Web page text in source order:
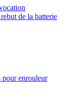
de la batterie
pour enrouleur